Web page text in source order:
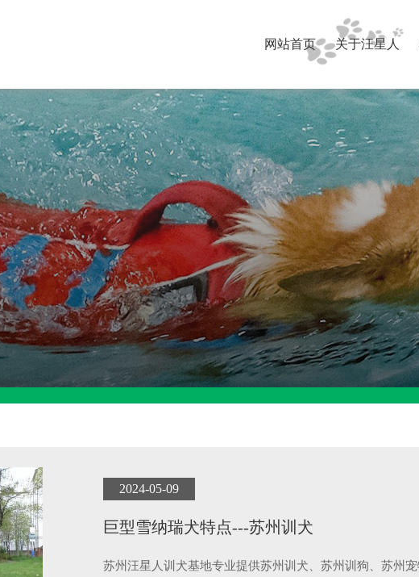
网站首页 关于汪星人
2024-05-09
巨型雪纳瑞犬特点---苏州训犬
苏州汪星人训犬基地专业提供苏州训犬、苏州训狗、苏州